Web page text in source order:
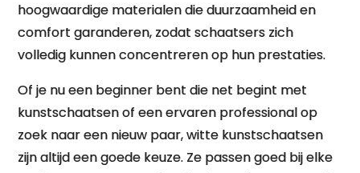
hoogwaardige materialen die duurzaamheid en
comfort garanderen, zodat schaatsers zich
volledig kunnen concentreren op hun prestaties.
Of je nu een beginner bent die net begint met
kunstschaatsen of een ervaren professional op
zoek naar een nieuw paar, witte kunstschaatsen
zijn altijd een goede keuze. Ze passen goed bij elke